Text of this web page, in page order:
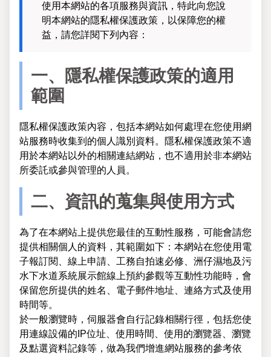
使用本網站的各項服務與資訊，特此向您說
明本網站的隱私權保護政策，以保障您的權
益，請您詳閱下列內容：
一、隱私權保護政策的適用
範圍
隱私權保護政策內容，包括本網站如何處理在您使用網
站服務時收集到的個人識別資料。隱私權保護政策不適
用於本網站以外的相關連結網站，也不適用於非本網站
所委託或參與管理的人員。
二、資訊的蒐集與使用方式
為了在本網站上提供您最佳的互動性服務，可能會請您
提供相關個人的資料，其範圍如下：本網站在您使用電
子報訂閱、線上申請、工務自拍速必修、洲仔濕地及污
水下水道系統展示館線上預約參觀等互動性功能時，會
保留您所提供的姓名、電子郵件地址、連絡方式及使用
時間等。
於一般瀏覽時，伺服器會自行記錄相關行徑，包括您使
用連線設備的IP位址、使用時間、使用的瀏覽器、瀏覽
及點選資料記錄等，做為我們增進網站服務的參考依